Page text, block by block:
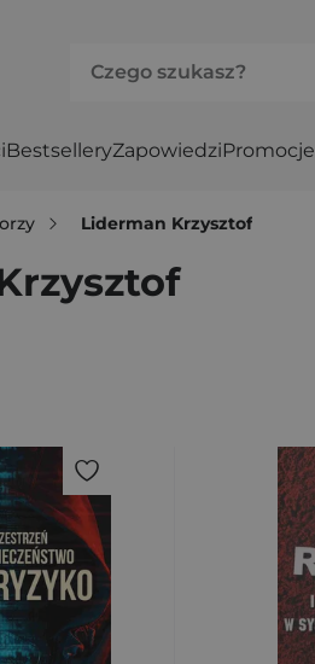
BestselleryZapowiedziPromocje
Liderman Krzysztof